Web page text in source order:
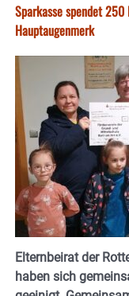
Sparkasse spendet
Hauptaugenmerk
Elternbeirat der
haben sich